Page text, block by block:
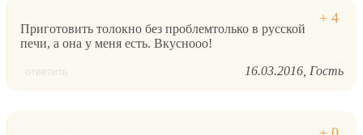
Приготовить толокно без проблемтолько в русской
печи, а она у меня есть. Вкуснооо!
ответить 16.03.2016 Гость